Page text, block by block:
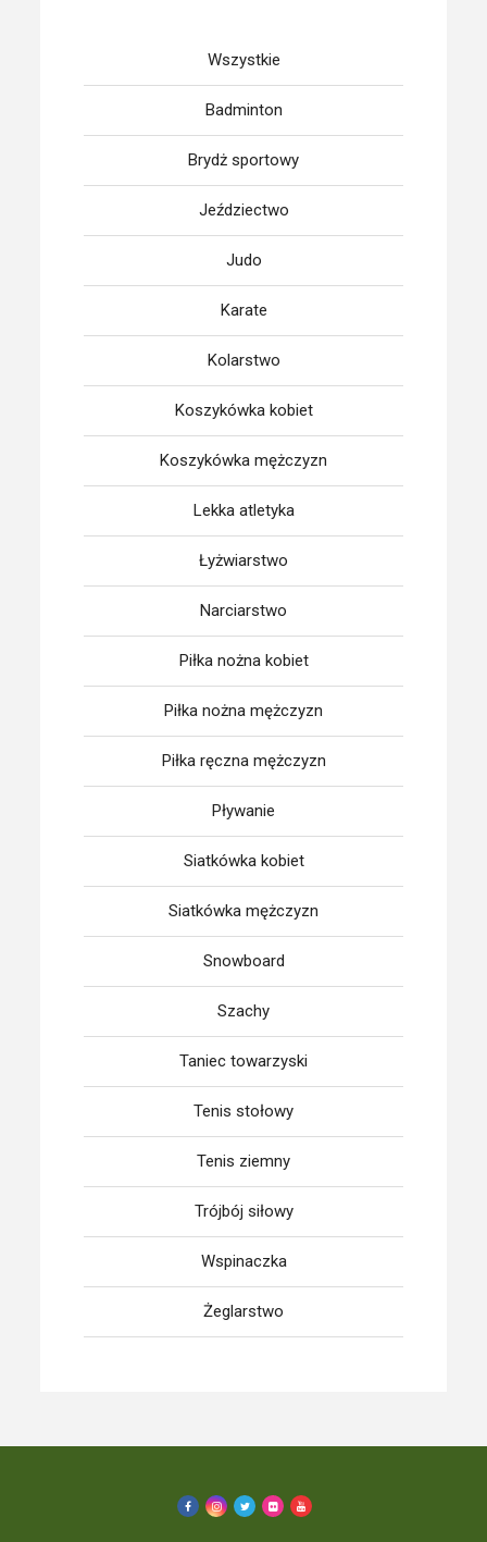
Wszystkie
Badminton
Brydż sportowy
Jeździectwo
Judo
Karate
Kolarstwo
Koszykówka kobiet
Koszykówka mężczyzn
Lekka atletyka
Łyżwiarstwo
Narciarstwo
Piłka nożna kobiet
Piłka nożna mężczyzn
Piłka ręczna mężczyzn
Pływanie
Siatkówka kobiet
Siatkówka mężczyzn
Snowboard
Szachy
Taniec towarzyski
Tenis stołowy
Tenis ziemny
Trójbój siłowy
Wspinaczka
Żeglarstwo